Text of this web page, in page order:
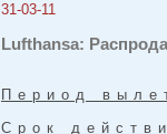
31-03-11
Lufthansa:
Период
Срок